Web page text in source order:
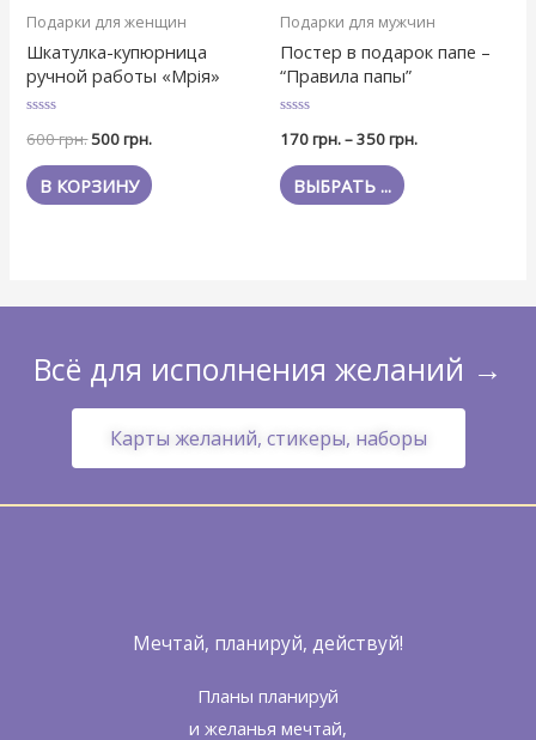
Подарки для женщин
Шкатулка-купюрница
ручной работы «Мрія»
0
5
600грн.500грн.
В КОРЗИНУ
Подарки для мужчин
Постер в подарок папе –
“Правила папы”
0
5
170грн.–350грн.
ВЫБРАТЬ ...
Всё для исполнения желаний →
Карты желаний, стикеры, наборы
Мечтай, планируй, действуй!
Планы планируй
и желанья мечтай,